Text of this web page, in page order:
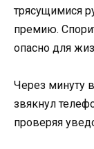
трясущимися
премию.
опасно для
Через минуту
звякнул
проверяя